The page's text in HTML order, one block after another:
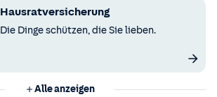
Hausratversicherung
Die Dinge schützen, die Sie lieben.
Alle anzeigen